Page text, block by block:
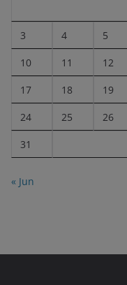
3 4 5
10 11 12
17 18 19
24 25 26
31
« Jun